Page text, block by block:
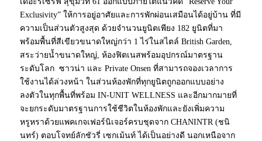
Exclusivity” ให้การอยู่อาศัยและการพักผ่อนเสมือนได้อยู่บ้าน ที่มี
ความเป็นส่วนตัวสูงสุด ด้วยจำนวนยูนิตเพียง 182 ยูนิตที่มา
พร้อมพื้นที่สีเขียวขนาดใหญ่กว่า 1 ไร่ในสไตล์ British Garden,
สระว่ายน้ำขนาดใหญ่, ห้องฟิตเนสพร้อมอุปกรณ์มาตรฐาน
ระดับโลก ซาวน่า และ Private Onsen ที่สามารถจองเวลาการ
ใช้งานได้ล่วงหน้า ในส่วนห้องพักที่ทุกยูนิตถูกออกแบบอย่าง
ลงตัวในทุกพื้นที่พร้อม IN-UNIT WELLNESS และอีกมากมายที่
จะยกระดับมาตรฐานการใช้ชีวิตในห้องพักและยังเพิ่มความ
หรูหราด้วยแพคเกจเฟอร์นิเจอร์ครบชุดจาก CHANINTR (ชนิ
นทร์) ตอบโจทย์ลักชัวรี่ เซกเม้นท์ ได้เป็นอย่างดี นอกเหนือจาก